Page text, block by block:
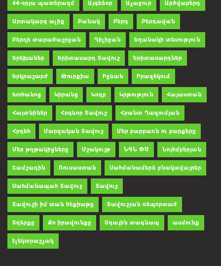
44-օրյա պատերազմ Այգեձոր Աչաջուր Արծվաբերդ
Արտակարգ ալիք Բանակ Բերդ Բերդավան
Բերդի տարածաշրջան Դիլիջան Եղանակի տեսություն
Երեխաներ Երիտասարդ Տավուշ Երիտասարդներ
Երկրաշարժ Թուրքիա Իջևան Իրազեկում
Խոհանոց Կիրանց Կողբ Կրթություն Հայաստան
Հայտնիներ Հոգևոր Տավուշ Հրանտ Ղազումյան
Հրդեհ Մարզական Տավուշ Մեր բարբառն ու բարքերը
Մեր թղթակիցները Մշակույթ ՆԳՆ ՓԾ Նոյեմբերյան
Շամշադին Ռուսաստան Սահմանամերձ բնակավայրեր
Սահմանապահ Տավուշ Տավուշ
Տավուշի իմ տան հեքիաթը Տավուշյան ռեպորտաժ
Տղերքը Քո իրավունքը Օդային տագնապ ասմունք
էլեկտրաշչակ